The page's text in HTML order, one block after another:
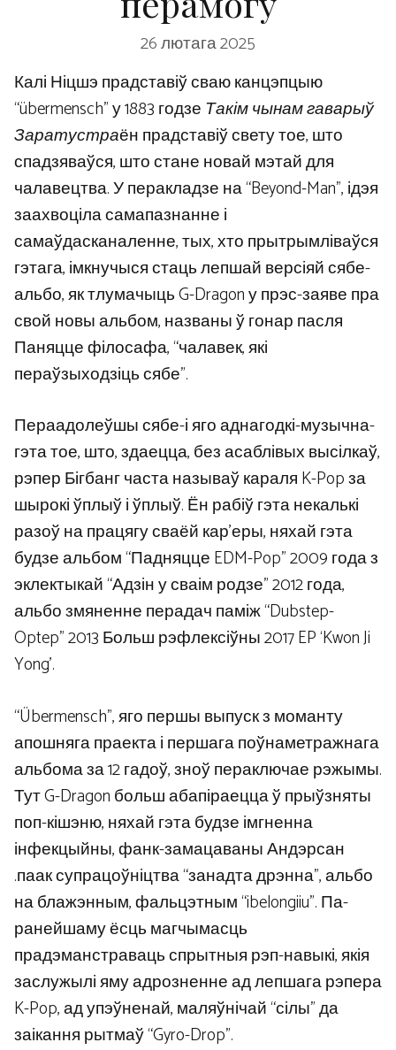
26 лютага 2025
Калі Ніцшэ прадставіў сваю канцэпцыю
“übermensch” у 1883 годзеТакім чынам гаварыў
Заратустраён прадставіў свету тое, што
спадзяваўся, што стане новай мэтай для
чалавецтва. У перакладзе на “Beyond-Man”, ідэя
заахвоціла самапазнанне і
самаўдасканаленне, тых, хто прытрымліваўся
гэтага, імкнучыся стаць лепшай версіяй сябе-
альбо, як тлумачыць G-Dragon у прэс-заяве пра
свой новы альбом, названы ў гонар пасля
Паняцце філосафа, “чалавек, які
пераўзыходзіць сябе”.
Пераадолеўшы сябе-і яго аднагодкі-музычна-
гэта тое, што, здаецца, без асаблівых высілкаў,
рэпер Бігбанг часта называў караля K-Pop за
шырокі ўплыў і ўплыў. Ён рабіў гэта некалькі
разоў на працягу сваёй кар’еры, няхай гэта
будзе альбом “Падняцце EDM-Pop” 2009 года з
эклектыкай “Адзін у сваім родзе” 2012 года,
альбо змяненне перадач паміж “Dubstep-
Optep” 2013 Больш рэфлексіўны 2017 EP ‘Kwon Ji
Yong’.
“Übermensch”, яго першы выпуск з моманту
апошняга праекта і першага поўнаметражнага
альбома за 12 гадоў, зноў пераключае рэжымы.
Тут G-Dragon больш абапіраецца ў прыўзняты
поп-кішэню, няхай гэта будзе імгненна
інфекцыйны, фанк-замацаваны Андэрсан
.паак супрацоўніцтва “занадта дрэнна”, альбо
на блажэнным, фальцэтным “ibelongiiu”. Па-
ранейшаму ёсць магчымасць
прадэманстраваць спрытныя рэп-навыкі, якія
заслужылі яму адрозненне ад лепшага рэпера
K-Pop, ад упэўненай, маляўнічай “сілы” да
заікання рытмаў “Gyro-Drop”.